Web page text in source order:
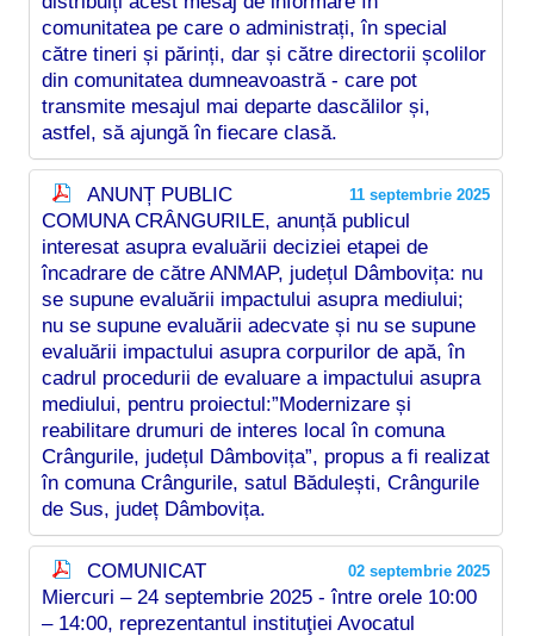
comunitatea pe care o administrați, în special
către tineri și părinți, dar și către directorii școlilor
din comunitatea dumneavoastră - care pot
transmite mesajul mai departe dascălilor și,
astfel, să ajungă în fiecare clasă.
11 septembrie 2025
ANUNȚ PUBLIC
COMUNA CRÂNGURILE, anunță publicul
interesat asupra evaluării deciziei etapei de
încadrare de către ANMAP, județul Dâmbovița: nu
se supune evaluării impactului asupra mediului;
nu se supune evaluării adecvate și nu se supune
evaluării impactului asupra corpurilor de apă, în
cadrul procedurii de evaluare a impactului asupra
mediului, pentru proiectul:”Modernizare și
reabilitare drumuri de interes local în comuna
Crângurile, județul Dâmbovița”, propus a fi realizat
în comuna Crângurile, satul Bădulești, Crângurile
de Sus, județ Dâmbovița.
02 septembrie 2025
COMUNICAT
Miercuri – 24 septembrie 2025 - între orele 10:00
– 14:00, reprezentantul instituţiei Avocatul